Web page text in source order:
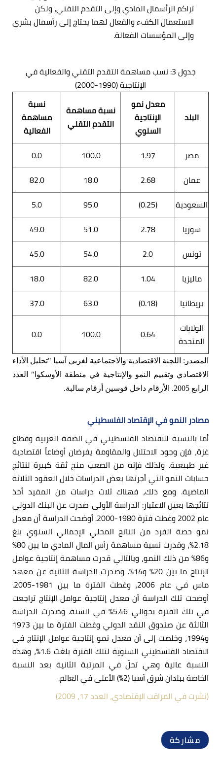
تراكم الرأسمال المادي وإلى التقدم التقني، ولكن
الاستعمال الكفء والفعال لهما يحتاج إلى رأسمال بشري
وإلى المؤسسات الفعالة.
جدول 3: نسب مساهمة التقدم التقني والفعالية في
الإنتاجية (1990-2000)
البلد
معدل نمو
الإنتاجية
السنوي
نسبة مساهمة
التقدم التقني
نسبة
مساهمة
الفعالية
مصر
1.97
100.0
0.0
عمان
2.68
18.0
82.0
السعودية
(0.25)
95.0
5.0
سوريا
2.78
51.0
49.0
تونس
2.0
54.0
45.0
ماليزيا
1.04
82.0
18.0
بريطانيا
(0.18)
63.0
37.0
الولايات
المتحدة
0.64
100.0
0.0
المصدر: اللجنة الاقتصادية والاجتماعية لغربي آسيا "تحليل الأداء
الاقتصادي وتقييم النمو والإنتاجية في منطقة الأوسكوا" العدد
الرابع 2005.
الأرقام داخل قوسين أرقام سالبة.
مصادر النمو في الإقتصاد الفلسطيني
أما بالنسبة للاقتصاد الفلسطيني في الضفة الغربية وقطاع
غزة، فإن وجود الاحتلال والمقاومة يفرضان أوضاعاً اقتصادية
غير طبيعية. ولذلك فإنه من الصعب منح ثقة كبيرة لنتائج
حسابات النمو التي أجرتها بعض الدراسات خلال العقود الثلاثة
الماضية. ومع ذلك، فهناك ثلاث دراسات من المفيد أخذ
نتائجها بعين الاعتبار: الدراسة الأولى صدرت عن البنك الدولي
عام 2002 وغطت فترة 1980-2000. أوضحت الدراسة أن معدل
نمو حصة الفرد من الناتج المحلي الإجمالي السنوي بلغ
2.18%، وقدرت نسبة مساهمة رأس المال المادي ما بين 80%
و86% من ذلك النمو، وبالتالي قدرت مساهمة إنتاجية عوامل
الإنتاج ما بين 20% و14%. وصدرت الدراسة الثانية عن معهد
ماس في عام 2006، وغطت الفترة ما بين 1981-2005.
أوضحت تلك الدراسة أن معدل إنتاجية عوامل الإنتاج تراجعت
في تلك الفترة بحوالي 5.46% في السنة. وصدرت الدراسة
الثالثة عن صندوق النقد الدولي وغطت الفترة ما بين 1973
و1994، وخلصت إلى أن معدل نمو إنتاجية عوامل الإنتاج في
الاقتصاد الفلسطيني السنوية لتلك الفترة بلغت 1.6%، وهذه
النسبة عالية وهي تحلّ في المرتبة الثانية بعد النسبة
الخاصة ببلدان شرق آسيا (2%) الأعلى في العالم.
(نشرت في المراقب الإقتصادي، العدد 17، 2009)
مشاركة